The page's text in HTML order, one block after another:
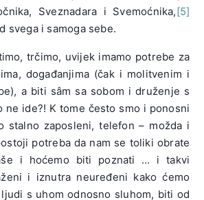
Sveznadara i Svemoćnika,[5]
svega i samoga sebe.
trčimo, uvijek imamo potrebe za
događanjima (čak i molitvenim i
a biti sâm sa sobom i druženje s
ne ide?! K tome često smo i ponosni
stalno zaposleni, telefon – možda i
potreba da nam se toliki obrate
i hoćemo biti poznati … i takvi
i iznutra neuređeni kako ćemo
s uhom odnosno sluhom, biti od